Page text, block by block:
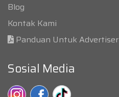
Blog
Kontak Kami
Panduan Untuk Advertiser
Sosial Media